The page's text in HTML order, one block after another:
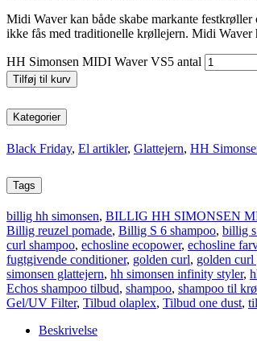
Midi Waver kan både skabe markante
ikke fås med traditionelle krøllejern. Midi Waver
HH Simonsen MIDI Waver VS5 antal
Tilføj til kurv
Kategorier
Black Friday, El artikler, Glattejern, HH
Tags
billig hh simonsen, BILLIG HH SIMONSEN
Billig reuzel pomade, Billig S 6 shampoo, billig
curl shampoo, echosline ecopower, echosline
fugtgivende conditioner, golden curl, golden curl
simonsen glattejern, hh simonsen infinity styler,
Echos shampoo tilbud, shampoo, shampoo til
Gel/UV Filter, Tilbud olaplex, Tilbud one dust,
Beskrivelse